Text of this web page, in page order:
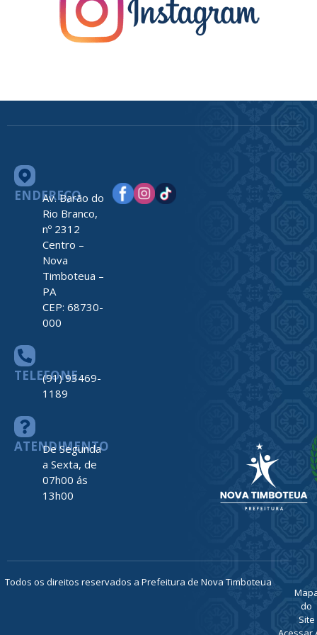
ENDEREÇO
Av. Barão do
Rio Branco,
nº 2312
Centro –
Nova
Timboteua –
PA
CEP: 68730-
000
TELEFONE
(91) 93469-
1189
ATENDIMENTO
De Segunda
a Sexta, de
07h00 ás
13h00
Todos os direitos reservados a Prefeitura de Nova Timboteua
do
Site